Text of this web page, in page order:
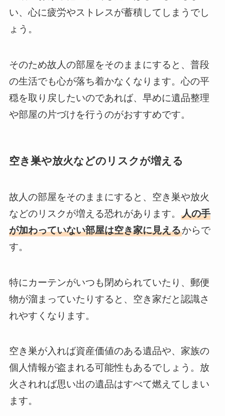
い、心に疲労やストレスが蓄積してしまうでし
ょう。
そのため故人の部屋をそのままにすると、普段
の生活でも心が落ち着かなくなります。心の平
穏を取り戻したいのであれば、早めに遺品整理
や部屋の片づけを行うのがおすすめです。
空き巣や放火などのリスクが増える
故人の部屋をそのままにすると、空き巣や放火
などのリスクが増える恐れがあります。 人の手
が加わっていない部屋は空き家に見えるからで
す。
特にカーテンがいつも閉められていたり、郵便
物が溜まっていたりすると、空き家だと認識さ
れやすくなります。
空き巣が入れば資産価値のある遺品や、家族の
個人情報が盗まれる可能性もあるでしょう。放
火されれば思い出の遺品はすべて燃えてしまい
ます。